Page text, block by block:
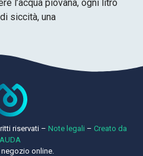
l’acqua piovana, ogni litro
siccità, una
riservati – Note legali – Creato da
AUDA
negozio online.